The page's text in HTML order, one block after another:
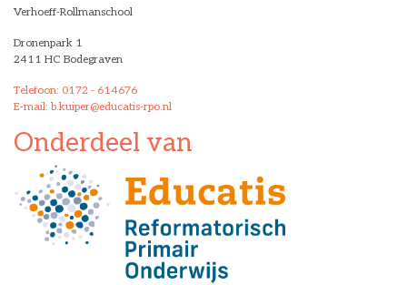
Verhoeff-Rollmanschool
Dronenpark 1
2411 HC Bodegraven
Telefoon: 0172 - 614676
E-mail: b.kuiper@educatis-rpo.nl
Onderdeel van